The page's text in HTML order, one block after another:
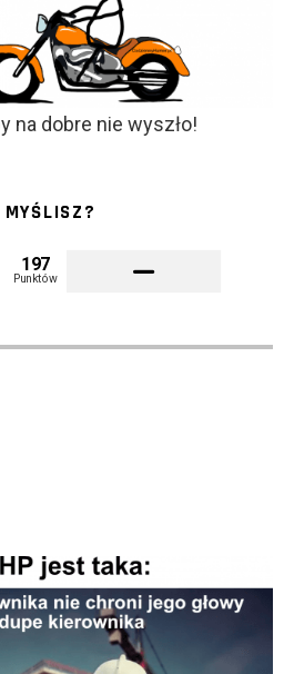
na dobre nie wyszło!
MYŚLISZ?
197
Punktów